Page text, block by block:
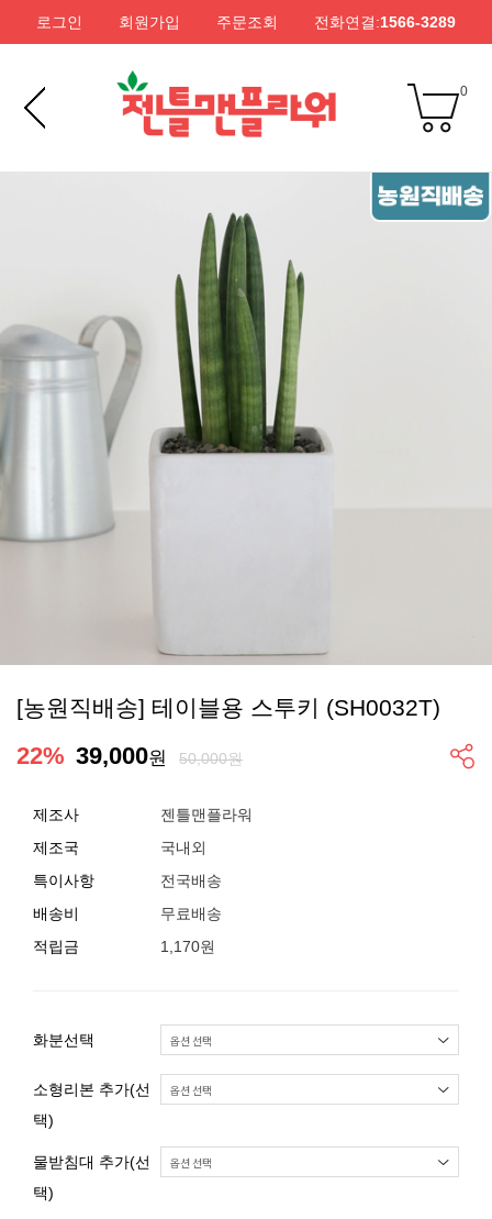
로그인 회원가입 주문조회 전화연결:1566-3289
0
[농원직배송] 테이블용 스투키 (SH0032T)
22% 39,000원 50,000원
제조사
젠틀맨플라워
제조국
국내외
특이사항
전국배송
배송비
무료배송
적립금
1,170원
화분선택
소형리본 추가(선
택)
물받침대 추가(선
택)